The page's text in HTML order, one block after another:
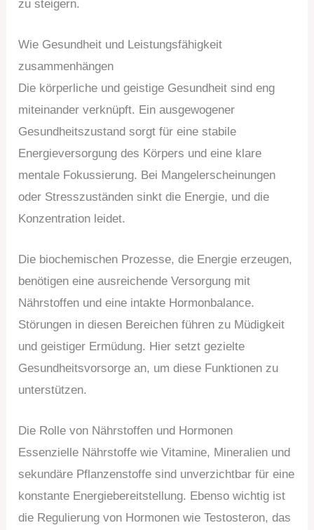
zu steigern.
Wie Gesundheit und Leistungsfähigkeit
zusammenhängen
Die körperliche und geistige Gesundheit sind eng
miteinander verknüpft. Ein ausgewogener
Gesundheitszustand sorgt für eine stabile
Energieversorgung des Körpers und eine klare
mentale Fokussierung. Bei Mangelerscheinungen
oder Stresszuständen sinkt die Energie, und die
Konzentration leidet.
Die biochemischen Prozesse, die Energie erzeugen,
benötigen eine ausreichende Versorgung mit
Nährstoffen und eine intakte Hormonbalance.
Störungen in diesen Bereichen führen zu Müdigkeit
und geistiger Ermüdung. Hier setzt gezielte
Gesundheitsvorsorge an, um diese Funktionen zu
unterstützen.
Die Rolle von Nährstoffen und Hormonen
Essenzielle Nährstoffe wie Vitamine, Mineralien und
sekundäre Pflanzenstoffe sind unverzichtbar für eine
konstante Energiebereitstellung. Ebenso wichtig ist
die Regulierung von Hormonen wie Testosteron, das